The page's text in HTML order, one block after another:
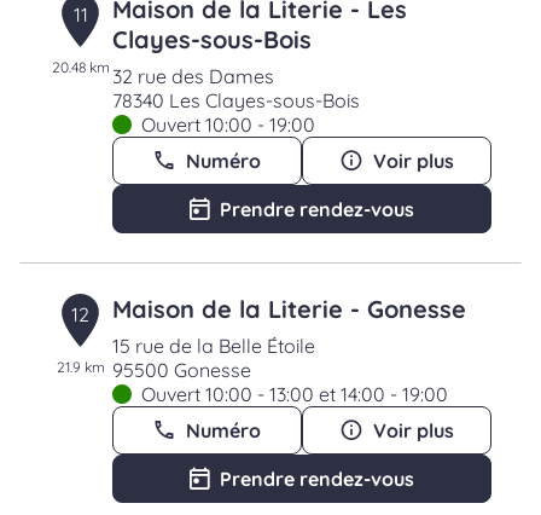
11
20.48 km
Maison de la Literie - Les
Clayes-sous-Bois
32 rue des Dames
78340 Les Clayes-sous-Bois
Ouvert 10:00 - 19:00
Numéro
Voir plus
Prendre rendez-vous
12
21.9 km
Maison de la Literie - Gonesse
15 rue de la Belle Étoile
95500 Gonesse
Ouvert 10:00 - 13:00 et 14:00 - 19:00
Numéro
Voir plus
Prendre rendez-vous